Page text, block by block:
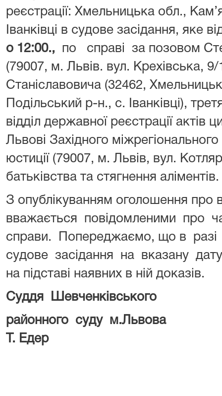
реєстрації: Хмельницька обл.,
Іванківці в судове засідання, яке
о 12:00.,
по справі за позовом
(79007, м. Львів. вул. Крехівська,
Станіславовича (32462,
Подільський р-н., с. Іванківці),
відділ державної реєстрації актів
Львові Західного
юстиції (79007, м. Львів, вул.
батьківства та стягнення аліментів.
З опублікуванням оголошення про
вважається повідомленими про
справи. Попереджаємо, що в разі
судове засідання на вказану
на підставі наявних в ній доказів.
Суддя Шевченківського
районного
суду
м.Львова
Т. Едер